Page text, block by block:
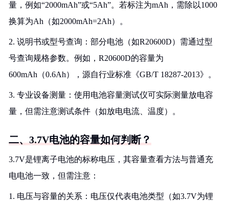
量，例如“2000mAh”或“5Ah”。若标注为mAh，需除以1000
换算为Ah（如2000mAh=2Ah）。
2. 说明书或型号查询：部分电池（如R20600D）需通过型
号查询规格参数。例如，R20600D的容量为
600mAh（0.6Ah），源自行业标准《GB/T 18287-2013》。
3. 专业设备测量：使用电池容量测试仪可实际测量放电容
量，但需注意测试条件（如放电电流、温度）。
二、3.7V电池的容量如何判断？
3.7V是锂离子电池的标称电压，其容量查看方法与普通充
电电池一致，但需注意：
1. 电压与容量的关系：电压仅代表电池类型（如3.7V为锂